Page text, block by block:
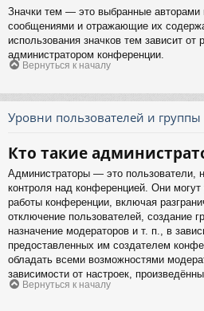
Значки тем — это выбранные авторами
сообщениями и отражающие их
использования значков тем зависит
администратором конференции.
Вернуться к началу
Уровни пользователей и группы
Кто такие
Администраторы — это пользователи,
контроля над конференцией. Они
работы конференции, включая
отключение пользователей, создание
назначение модераторов и т. п., в
предоставленных им создателем
обладать всеми возможностями
зависимости от настроек,
Вернуться к началу